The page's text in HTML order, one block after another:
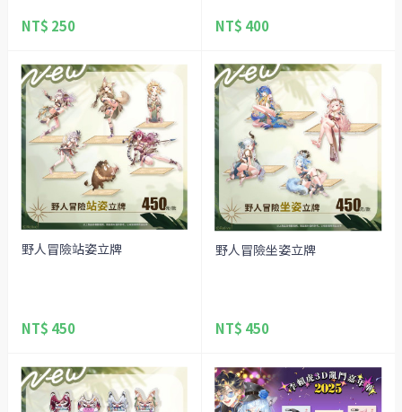
NT$ 250 NT$ 400
野人冒險站姿立牌
NT$ 450
野人冒險坐姿立牌
NT$ 450